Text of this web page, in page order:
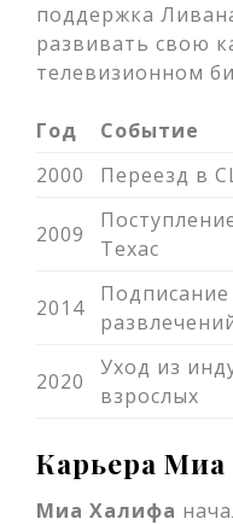
поддержка
развивать свою
телевизионном
Год
Событие
2000
Переезд в
2009
Техас
2014
Подписание
2020
Уход из
взрослых
Карьера
Миа Халифа